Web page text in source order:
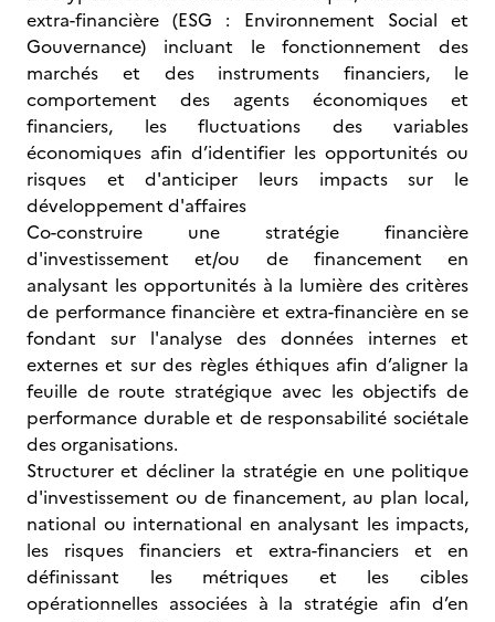
extra-financière (ESG : Environnement Social et
Gouvernance) incluant le fonctionnement des
marchés et des instruments financiers, le
comportement des agents économiques et
financiers, les fluctuations des variables
économiques afin d’identifier les opportunités ou
risques et d'anticiper leurs impacts sur le
développement d'affaires
Co-construire une stratégie financière
d'investissement et/ou de financement en
analysant les opportunités à la lumière des critères
de performance financière et extra-financière en se
fondant sur l'analyse des données internes et
externes et sur des règles éthiques afin d’aligner la
feuille de route stratégique avec les objectifs de
performance durable et de responsabilité sociétale
des organisations.
Structurer et décliner la stratégie en une politique
d'investissement ou de financement, au plan local,
national ou international en analysant les impacts,
les risques financiers et extra-financiers et en
définissant les métriques et les cibles
opérationnelles associées à la stratégie afin d’en